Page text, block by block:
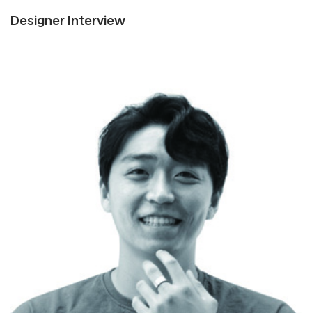
Designer Interview